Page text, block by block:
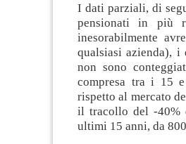
I dati parziali, di
pensionati in più
inesorabilmente
qualsiasi azienda),
non sono
compresa tra i 15
rispetto al mercato
il tracollo del -40%
ultimi 15 anni, da